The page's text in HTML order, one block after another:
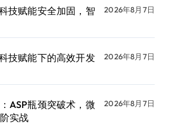
技赋能安全加固，智
2026年8月7日
技赋能下的高效开发
2026年8月7日
ASP瓶颈突破术，微
实战
2026年8月7日